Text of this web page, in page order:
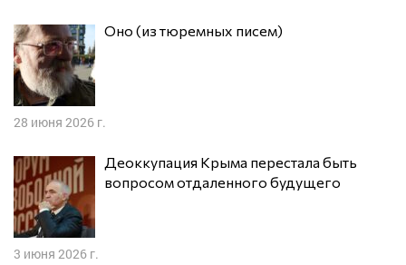
Оно (из тюремных писем)
28 июня 2026 г.
Деоккупация Крыма перестала быть
вопросом отдаленного будущего
3 июня 2026 г.